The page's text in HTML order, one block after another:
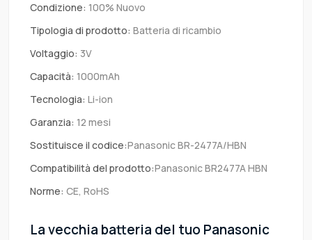
Condizione: 100% Nuovo
Tipologia di prodotto: Batteria di ricambio
Voltaggio: 3V
Capacità: 1000mAh
Tecnologia: Li-ion
Garanzia: 12 mesi
Sostituisce il codice:Panasonic BR-2477A/HBN
Compatibilità del prodotto:Panasonic BR2477A HBN
Norme: CE, RoHS
La vecchia batteria del tuo Panasonic